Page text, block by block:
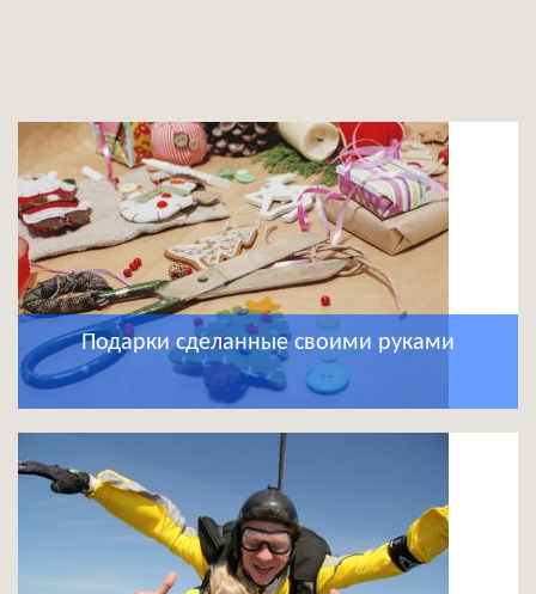
Подарки сделанные своими руками